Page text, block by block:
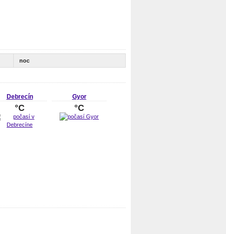
noc
Debrecín
°C
Gyor
°C